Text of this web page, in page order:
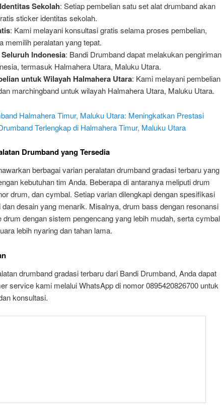
Sekolah: Setiap pembelian satu set alat drumband akan
sticker identitas sekolah.
: Kami melayani konsultasi gratis selama proses pembelian,
memilih peralatan yang tepat.
Indonesia: Bandi Drumband dapat melakukan pengiriman
termasuk Halmahera Utara, Maluku Utara.
untuk Wilayah Halmahera Utara: Kami melayani pembelian
marchingband untuk wilayah Halmahera Utara, Maluku Utara.
Halmahera Timur, Maluku Utara: Meningkatkan Prestasi
Terlengkap di Halmahera Timur, Maluku Utara
Drumband yang Tersedia
berbagai varian peralatan drumband gradasi terbaru yang
kebutuhan tim Anda. Beberapa di antaranya meliputi drum
drum, dan cymbal. Setiap varian dilengkapi dengan spesifikasi
desain yang menarik. Misalnya, drum bass dengan resonansi
drum dengan sistem pengencang yang lebih mudah, serta cymbal
lebih nyaring dan tahan lama.
drumband gradasi terbaru dari Bandi Drumband, Anda dapat
service kami melalui WhatsApp di nomor 0895420826700 untuk
konsultasi.